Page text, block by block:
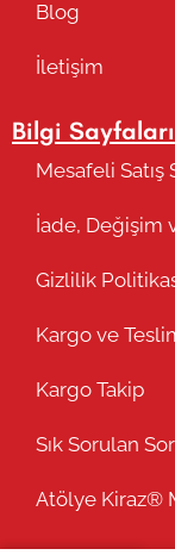
Blog
İletişim
Bilgi Sayfaları
Mesafeli Satış
İade, Değişim
Gizlilik
Kargo ve
Kargo Takip
Sık Sorulan
Atölye Kiraz®